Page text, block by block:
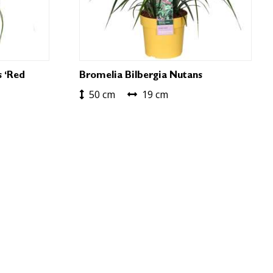
Bromelia Bilbergia Nutans
50 cm 19 cm